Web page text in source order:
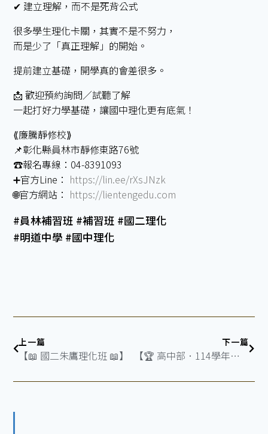
✔ 建立理解，而不是死背公式
很多學生理化卡關，其實不是不努力，
而是少了「真正理解」的開始。
提前建立基礎，開學真的會差很多。
📩 歡迎預約詢問／試聽了解
一起打好力學基礎，讓國中理化更有底氣！
⟪廉騰靜修校⟫
📌彰化縣員林市靜修東路76號
☎️報名專線：04-8391093
➕官方Line： https://lin.ee/rXsJNzk
🌐官方網站： https://lientengedu.com
#員林補習班 #補習班 #國二理化
#明道中學 #國中理化
上一篇
【📖 國二朱鷹理化班 📖】
下一篇
【🏆 高中部．114學年下學期第一次段考榮譽榜 】